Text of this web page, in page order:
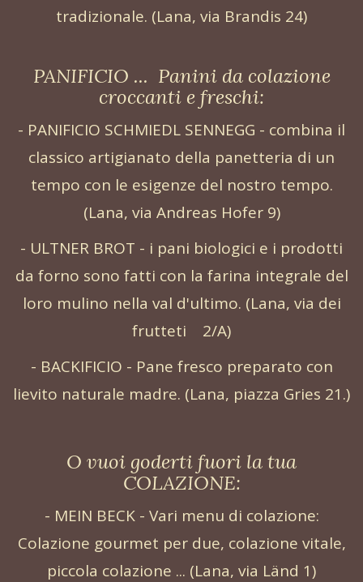
tradizionale. (Lana, via Brandis 24)
PANIFICIO ... Panini da colazione
croccanti e freschi:
- PANIFICIO SCHMIEDL SENNEGG - combina il
classico artigianato della panetteria di un
tempo con le esigenze del nostro tempo.
(Lana, via Andreas Hofer 9)
- ULTNER BROT - i pani biologici e i prodotti
da forno sono fatti con la farina integrale del
loro mulino nella val d'ultimo. (Lana, via dei
frutteti 2/A)
- BACKIFICIO - Pane fresco preparato con
lievito naturale madre. (Lana, piazza Gries 21.)
O vuoi goderti fuori la tua
COLAZIONE:
- MEIN BECK - Vari menu di colazione:
Colazione gourmet per due, colazione vitale,
piccola colazione ... (Lana, via Länd 1)